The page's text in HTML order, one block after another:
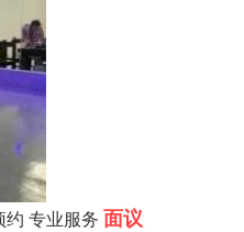
专业服务 面议